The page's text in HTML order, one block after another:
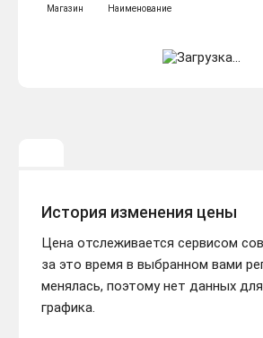
Магазин Наименование
История изменения цены
Цена отслеживается сервисом
за это время в выбранном вами
менялась, поэтому нет данных
графика.